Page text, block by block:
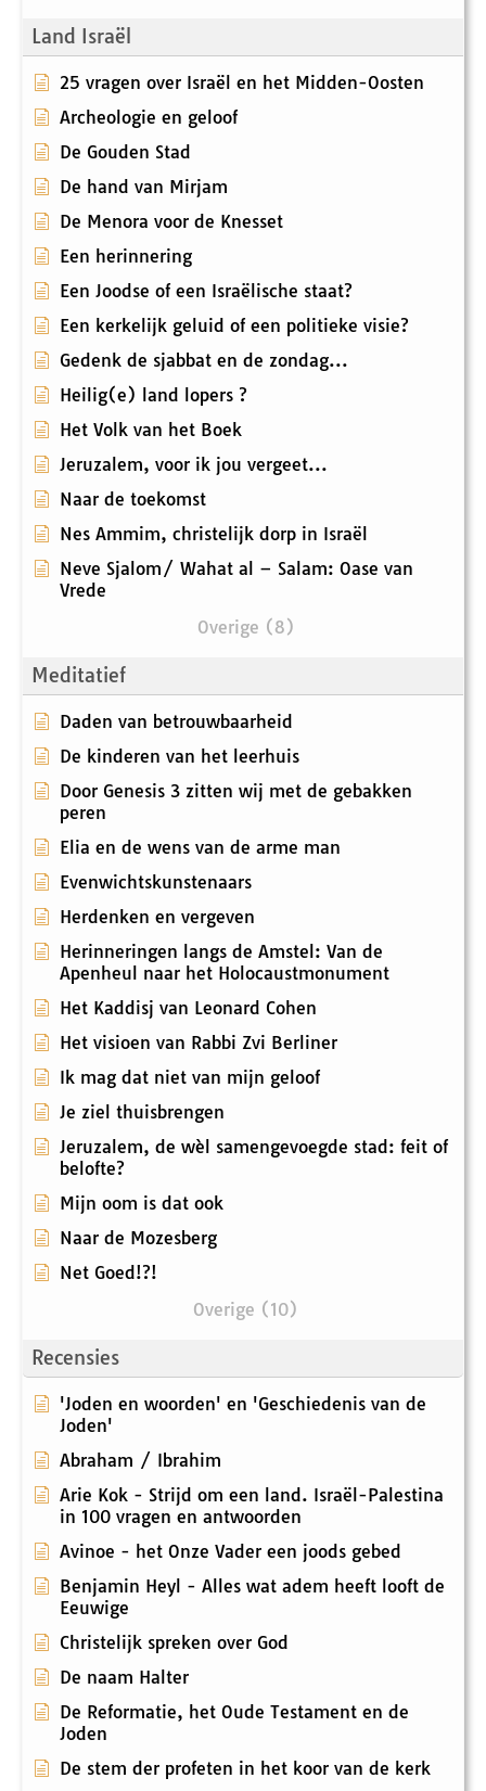
Land Israël
25 vragen over Israël en het Midden-Oosten
Archeologie en geloof
De Gouden Stad
De hand van Mirjam
De Menora voor de Knesset
Een herinnering
Een Joodse of een Israëlische staat?
Een kerkelijk geluid of een politieke visie?
Gedenk de sjabbat en de zondag...
Heilig(e) land lopers ?
Het Volk van het Boek
Jeruzalem, voor ik jou vergeet...
Naar de toekomst
Nes Ammim, christelijk dorp in Israël
Neve Sjalom/ Wahat al – Salam: Oase van
Vrede
Overige (8)
Meditatief
Daden van betrouwbaarheid
De kinderen van het leerhuis
Door Genesis 3 zitten wij met de gebakken
peren
Elia en de wens van de arme man
Evenwichtskunstenaars
Herdenken en vergeven
Herinneringen langs de Amstel: Van de
Apenheul naar het Holocaustmonument
Het Kaddisj van Leonard Cohen
Het visioen van Rabbi Zvi Berliner
Ik mag dat niet van mijn geloof
Je ziel thuisbrengen
Jeruzalem, de wèl samengevoegde stad: feit of
belofte?
Mijn oom is dat ook
Naar de Mozesberg
Net Goed!?!
Overige (10)
Recensies
'Joden en woorden' en 'Geschiedenis van de
Joden'
Abraham / Ibrahim
Arie Kok - Strijd om een land. Israël-Palestina
in 100 vragen en antwoorden
Avinoe - het Onze Vader een joods gebed
Benjamin Heyl - Alles wat adem heeft looft de
Eeuwige
Christelijk spreken over God
De naam Halter
De Reformatie, het Oude Testament en de
Joden
De stem der profeten in het koor van de kerk